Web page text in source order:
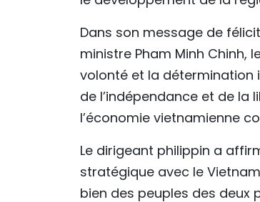
Dans son message de
ministre Pham Minh Chinh,
volonté et la détermination
de l’indépendance et de
l’économie vietnamienne
Le dirigeant philippin a
stratégique avec le
bien des peuples des deux